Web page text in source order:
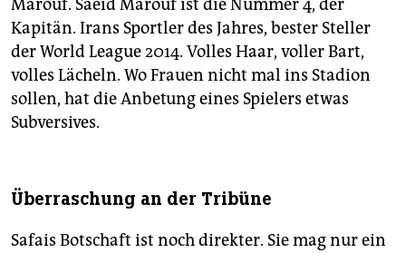
Marouf. Saeid Marouf ist die Nummer 4, der
Kapitän. Irans Sportler des Jahres, bester Steller
der World League 2014. Volles Haar, voller Bart,
volles Lächeln. Wo Frauen nicht mal ins Stadion
sollen, hat die Anbetung eines Spielers etwas
Subversives.
Überraschung an der Tribüne
Safais Botschaft ist noch direkter. Sie mag nur ein